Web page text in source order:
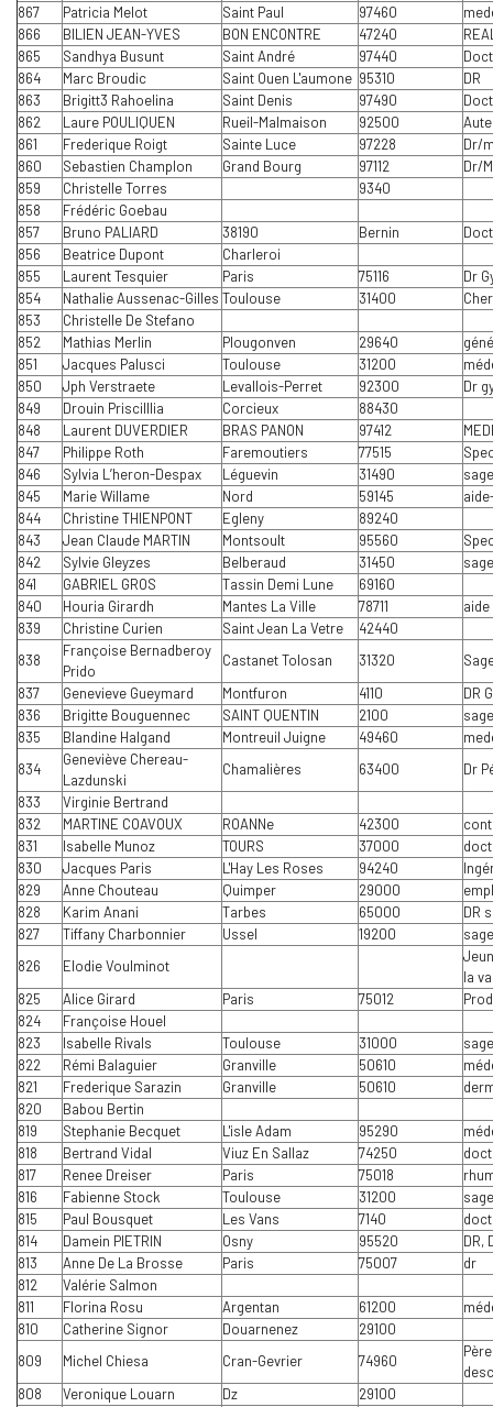
867
Patricia Melot Saint Paul 97460
866
BILIEN JEAN-YVES BON ENCONTRE 47240
865
Sandhya Busunt Saint André 97440
864
Marc Broudic Saint Ouen L'aumone 95310
DR
863
Brigitt3 Rahoelina Saint Denis 97490
862
Laure POULIQUEN Rueil-Malmaison 92500
861
Frederique Roigt Sainte Luce 97228
Dr/
860
Sebastien Champlon Grand Bourg 97112
Dr/
859
Christelle Torres
9340
858
Frédéric Goebau
857
Bruno PALIARD 38190 Bernin
856
Beatrice Dupont
Charleroi
855
Laurent Tesquier Paris 75116
Dr
854
Nathalie Aussenac-Gilles Toulouse 31400
853
Christelle De Stefano
852
Mathias Merlin Plougonven 29640
851
Jacques Palusci Toulouse 31200
850
Jph Verstraete Levallois-Perret 92300
Dr
849
Drouin Priscilllia Corcieux
88430
848
Laurent DUVERDIER BRAS PANON 97412
847
Philippe Roth Faremoutiers 77515
846
Sylvia L’heron-Despax Léguevin 31490
845
Marie Willame Nord 59145
844
Christine THIENPONT Egleny
89240
843
Jean Claude MARTIN Montsoult 95560
842
Sylvie Gleyzes Belberaud 31450
841
GABRIEL GROS Tassin Demi Lune
69160
840
Houria Girardh Mantes La Ville 78711
839
Christine Curien Saint Jean La Vetre
42440
838
Françoise Bernadberoy
Prido
Castanet Tolosan 31320
837
Genevieve Gueymard Montfuron 4110
DR
836
Brigitte Bouguennec SAINT QUENTIN 2100
835
Blandine Halgand Montreuil Juigne 49460
834
Geneviève Chereau-
Lazdunski
Chamalières 63400
Dr
833
Virginie Bertrand
832
MARTINE COAVOUX ROANNe 42300
831
Isabelle Munoz TOURS 37000
830
Jacques Paris L'Hay Les Roses 94240
829
Anne Chouteau Quimper 29000
828
Karim Anani Tarbes 65000
DR
827
Tiffany Charbonnier Ussel 19200
826
Elodie Voulminot
la
825
Alice Girard Paris 75012
824
Françoise Houel
823
Isabelle Rivals Toulouse 31000
822
Rémi Balaguier Granville 50610
821
Frederique Sarazin Granville 50610
820
Babou Bertin
819
Stephanie Becquet L'isle Adam 95290
818
Bertrand Vidal Viuz En Sallaz 74250
817
Renee Dreiser Paris 75018
816
Fabienne Stock Toulouse 31200
815
Paul Bousquet Les Vans 7140
814
Damein PIETRIN Osny 95520
DR,
813
Anne De La Brosse Paris 75007
dr
812
Valérie Salmon
811
Florina Rosu Argentan 61200
810
Catherine Signor Douarnenez
29100
809
Michel Chiesa Cran-Gevrier 74960
808
Veronique Louarn Dz 29100